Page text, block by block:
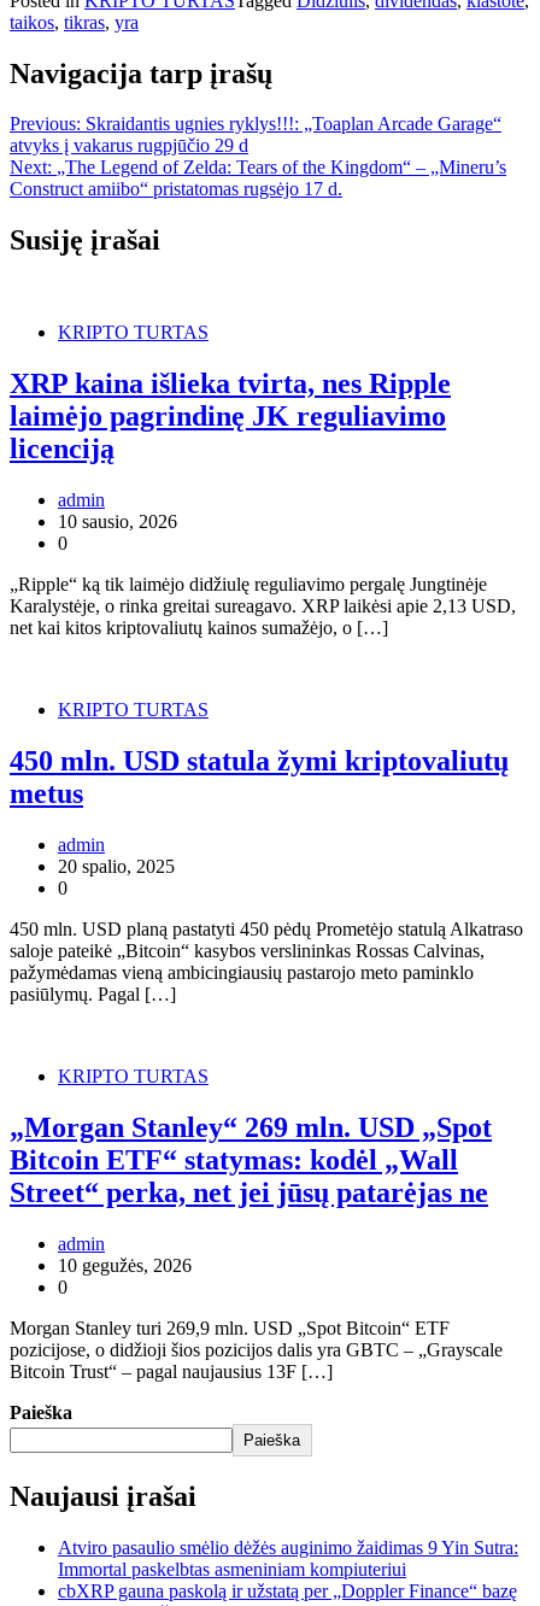
taikos, tikras, yra
Navigacija tarp įrašų
Previous: Skraidantis ugnies ryklys!!!: „Toaplan Arcade Garage“
atvyks į vakarus rugpjūčio 29 d
Next: „The Legend of Zelda: Tears of the Kingdom“ – „Mineru’s
Construct amiibo“ pristatomas rugsėjo 17 d.
Susiję įrašai
KRIPTO TURTAS
XRP kaina išlieka tvirta, nes Ripple
laimėjo pagrindinę JK reguliavimo
licenciją
admin
10 sausio, 2026
0
„Ripple“ ką tik laimėjo didžiulę reguliavimo pergalę Jungtinėje
Karalystėje, o rinka greitai sureagavo. XRP laikėsi apie 2,13 USD,
net kai kitos kriptovaliutų kainos sumažėjo, o […]
KRIPTO TURTAS
450 mln. USD statula žymi kriptovaliutų
metus
admin
20 spalio, 2025
0
450 mln. USD planą pastatyti 450 pėdų Prometėjo statulą Alkatraso
saloje pateikė „Bitcoin“ kasybos verslininkas Rossas Calvinas,
pažymėdamas vieną ambicingiausių pastarojo meto paminklo
pasiūlymų. Pagal […]
KRIPTO TURTAS
„Morgan Stanley“ 269 mln. USD „Spot
Bitcoin ETF“ statymas: kodėl „Wall
Street“ perka, net jei jūsų patarėjas ne
admin
10 gegužės, 2026
0
Morgan Stanley turi 269,9 mln. USD „Spot Bitcoin“ ETF
pozicijose, o didžioji šios pozicijos dalis yra GBTC – „Grayscale
Bitcoin Trust“ – pagal naujausius 13F […]
Paieška
Paieška
Naujausi įrašai
Atviro pasaulio smėlio dėžės auginimo žaidimas 9 Yin Sutra:
Immortal paskelbtas asmeniniam kompiuteriui
cbXRP gauna paskolą ir užstatą per „Doppler Finance“ bazę